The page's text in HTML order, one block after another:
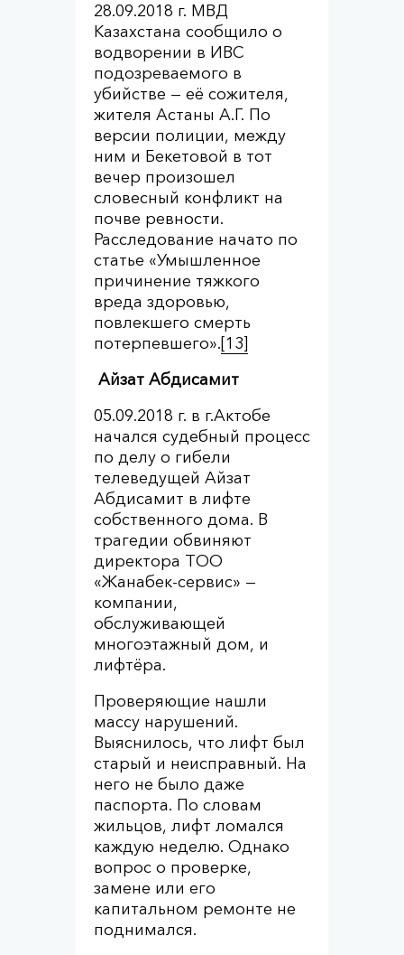
28.09.2018 г. МВД
Казахстана сообщило о
водворении в ИВС
подозреваемого в
убийстве — её сожителя,
жителя Астаны А.Г. По
версии полиции, между
ним и Бекетовой в тот
вечер произошел
словесный конфликт на
почве ревности.
Расследование начато по
статье «Умышленное
причинение тяжкого
вреда здоровью,
повлекшего смерть
потерпевшего».[13]
Айзат Абдисамит
05.09.2018 г. в г.Актобе
начался судебный процесс
по делу о гибели
телеведущей Айзат
Абдисамит в лифте
собственного дома. В
трагедии обвиняют
директора ТОО
«Жанабек-сервис» —
компании,
обслуживающей
многоэтажный дом, и
лифтёра.
Проверяющие нашли
массу нарушений.
Выяснилось, что лифт был
старый и неисправный. На
него не было даже
паспорта. По словам
жильцов, лифт ломался
каждую неделю. Однако
вопрос о проверке,
замене или его
капитальном ремонте не
поднимался.